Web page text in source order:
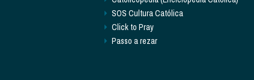
SOS Cultura Católica
Click to Pray
Passo a rezar